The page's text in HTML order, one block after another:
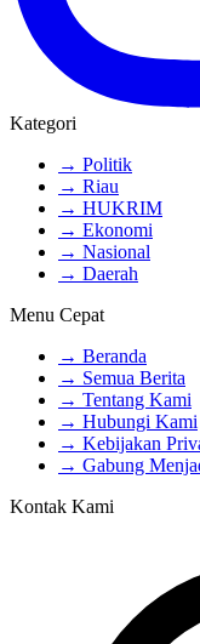
Kategori
→ Politik
→ Riau
→ HUKRIM
→ Ekonomi
→ Nasional
→ Daerah
Menu Cepat
→ Beranda
→ Semua Berita
→ Tentang Kami
→ Hubungi Kami
→ Kebijakan
→ Gabung
Kontak Kami